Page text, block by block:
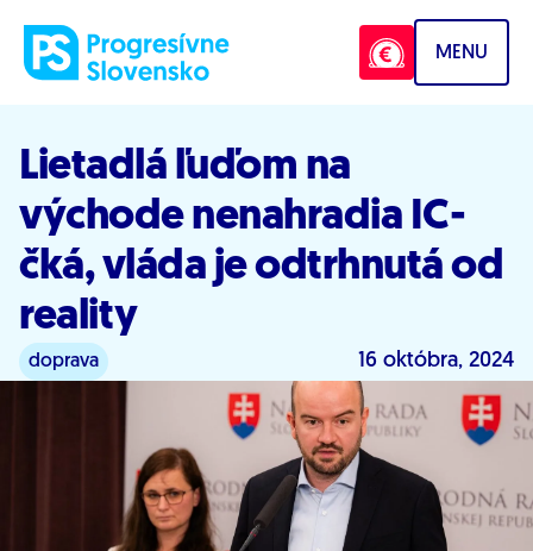
MENU
Lietadlá ľuďom na
východe nenahradia IC-
čká, vláda je odtrhnutá od
reality
doprava 16 októbra, 2024